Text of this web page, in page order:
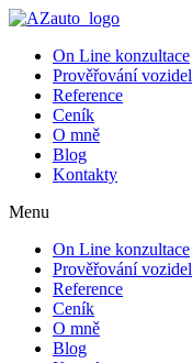
On Line konzultace
Prověřování vozidel
Reference
Ceník
O mně
Blog
Kontakty
Menu
On Line konzultace
Prověřování vozidel
Reference
Ceník
O mně
Blog